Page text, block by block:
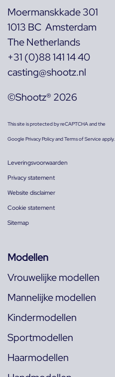
Moermanskkade 301
1013 BC Amsterdam
The Netherlands
+31 (0)88 141 14 40
casting@shootz.nl
©Shootz® 2026
This site is protected by reCAPTCHA and the
GooglePrivacy PolicyandTerms of Serviceapply.
Leveringsvoorwaarden
Privacy statement
Website disclaimer
Cookie statement
Sitemap
Modellen
Vrouwelijke modellen
Mannelijke modellen
Kindermodellen
Sportmodellen
Haarmodellen